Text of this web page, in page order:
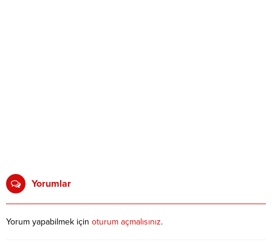
Yorumlar
Yorum yapabilmek için oturum açmalısınız.